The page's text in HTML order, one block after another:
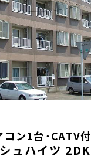
ン1台･CATV付
ュハイツ 2DK